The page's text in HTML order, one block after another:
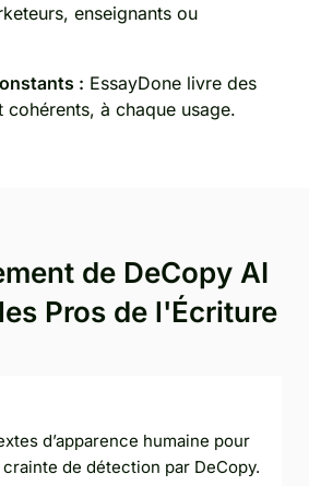
enseignants ou
: EssayDone livre des
cohérents, à chaque usage.
de DeCopy AI
Pros de l'Écriture
d’apparence humaine pour
de détection par DeCopy.